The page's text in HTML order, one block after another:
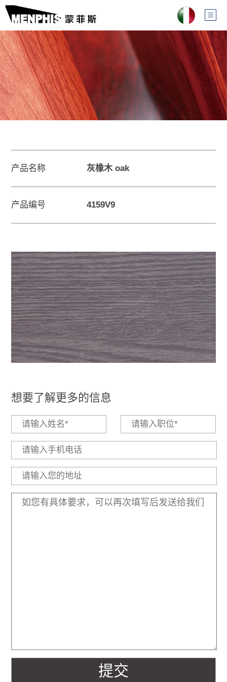
产品名称 灰橡木 oak
产品编号 4159V9
想要了解更多的信息